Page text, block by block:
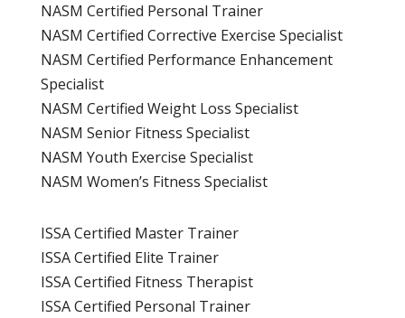
NASM Certified Personal Trainer
NASM Certified Corrective Exercise Specialist
NASM Certified Performance Enhancement
Specialist
NASM Certified Weight Loss Specialist
NASM Senior Fitness Specialist
NASM Youth Exercise Specialist
NASM Women’s Fitness Specialist
ISSA Certified Master Trainer
ISSA Certified Elite Trainer
ISSA Certified Fitness Therapist
ISSA Certified Personal Trainer